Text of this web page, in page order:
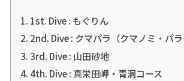
1st. Dive : もぐりん
2nd. Dive : クマパラ（クマノミ・パラ
3rd. Dive : 山田砂地
4th. Dive : 真栄田岬・青洞コース